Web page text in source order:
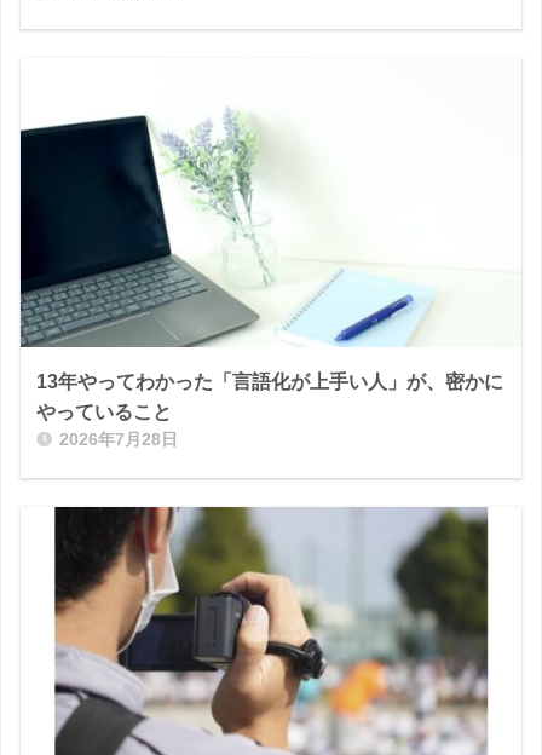
13年やってわかった「言語化が上手い人」が、密かに
やっていること
2026年7月28日